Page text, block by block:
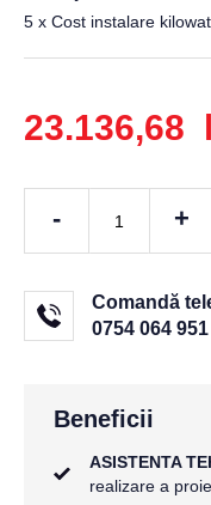
5 x Cost instalare
23.136,68
- +
Comandă
0754 064 951
Beneficii
ASISTENTA
realizare a